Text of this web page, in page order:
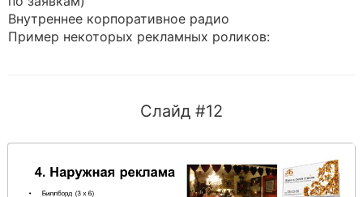
Внутреннее корпоративное радио
Пример некоторых рекламных роликов:
Слайд #12